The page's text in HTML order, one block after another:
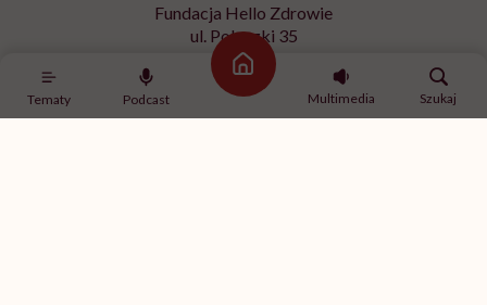
Tematy Podcast
Strona główna
Multimedia
Szukaj
Fundacja Hello Zdrowie
ul. Poleczki 35
02-822 Warszawa
NIP 9512613236
Kontakt z redakcją